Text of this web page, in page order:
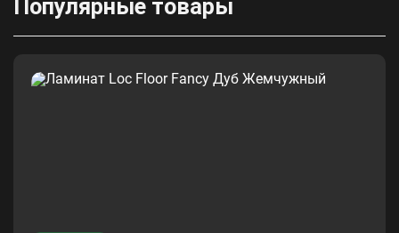
Популярные товары